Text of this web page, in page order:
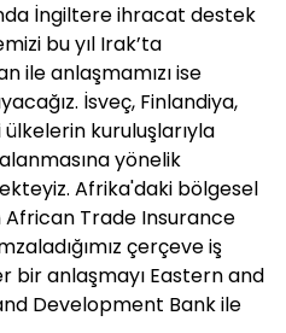
İngiltere ihracat destek
bu yıl Irak’ta
ile anlaşmamızı ise
İsveç, Finlandiya,
kuruluşlarıyla
yönelik
Afrika'daki bölgesel
African Trade Insurance
çerçeve iş
bir anlaşmayı Eastern and
Development Bank ile